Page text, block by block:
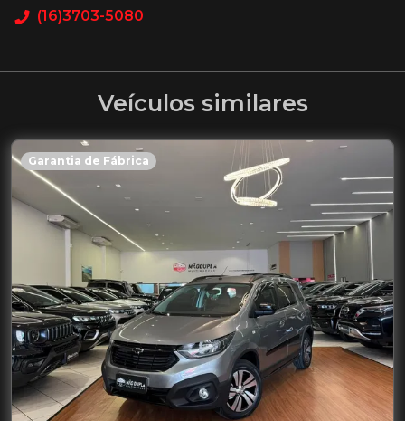
(16)3703-5080
Veículos similares
Garantia de Fábrica